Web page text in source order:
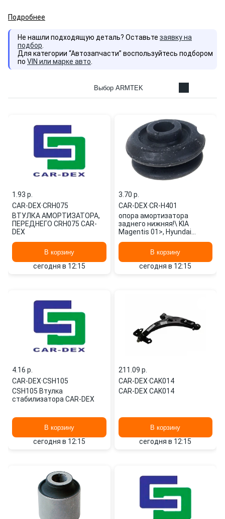
Подробнее
Не нашли подходящую деталь? Оставьте заявку на
подбор
Для категории “Автозапчасти” воспользуйтесь подбором
по VIN или марке авто
Выбор ARMTEK
1.93 p.
CAR-DEX·CRH075
ВТУЛКА АМОРТИЗАТОРА,
ПЕРЕДНЕГО CRH075 CAR-
DEX
В корзину
сегодня в 12:15
3.70 p.
CAR-DEX·CR-H401
опора амортизатора
заднего нижняя!\ KIA
Magentis 01>, Hyundai
CAR-DEX
В корзину
сегодня в 12:15
4.16 p.
CAR-DEX·CSH105
CSH105 Втулка
стабилизатора CAR-DEX
В корзину
сегодня в 12:15
211.09 p.
CAR-DEX·CAK014
CAR-DEX CAK014
В корзину
сегодня в 12:15